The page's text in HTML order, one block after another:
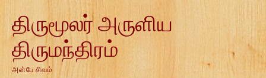
contentதிருமூலர் அருளிய
திருமந்திரம்
அன்பே சிவம்